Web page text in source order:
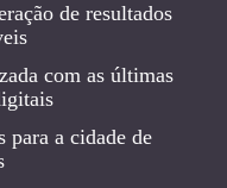
de resultados
com as últimas
para a cidade de